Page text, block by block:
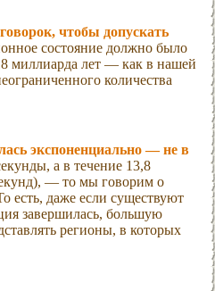
чтобы допускать
состояние должно было
миллиарда лет — как в нашей
количества
экспоненциально — не в
а в течение 13,8
— то мы говорим о
есть, даже если существуют
завершилась, большую
регионы, в которых